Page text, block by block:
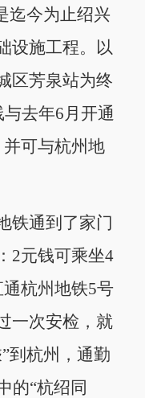
迄今为止绍兴
设施工程。以
区芳泉站为终
去年6月开通
可与杭州地
通到了家门
2元钱可乘坐4
杭州地铁5号
一次安检，就
到杭州，通勤
的“杭绍同